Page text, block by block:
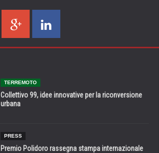
TERREMOTO
Collettivo 99, idee innovative per la riconversione
urbana
PRESS
Premio Polidoro rassegna stampa internazionale